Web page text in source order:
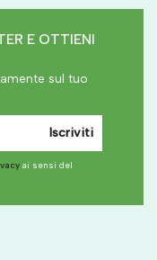
E OTTIENI
sul tuo
Iscriviti
ai sensi del